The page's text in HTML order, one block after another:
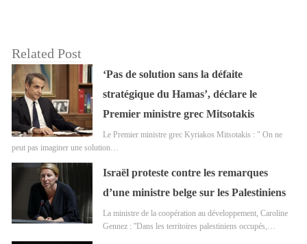
Related Post
‘Pas de solution sans la défaite
stratégique du Hamas’, déclare le
Premier ministre grec Mitsotakis
Le Premier ministre grec Kyriakos Mitsotakis : " On ne
peut pas imaginer une solution…
Israël proteste contre les remarques
d’une ministre belge sur les Palestiniens
La ministre de la coopération au développement, Caroline
Gennez : ''Dans les territoires palestiniens occupés,…